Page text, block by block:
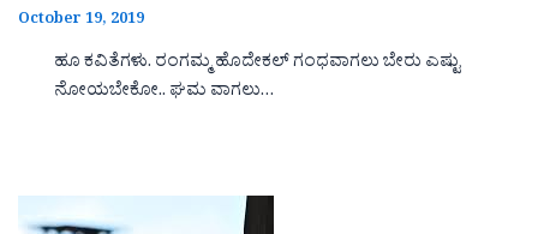
October 19, 2019
ಹೂ ಕವಿತೆಗಳು. ರಂಗಮ್ಮ ಹೊದೇಕಲ್ ಗಂಧವಾಗಲು ಬೇರು ಎಷ್ಟು
ನೋಯಬೇಕೋ.. ಘಮ ವಾಗಲು…